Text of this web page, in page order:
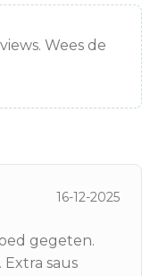
Wees de
16-12-2025
gegeten.
saus